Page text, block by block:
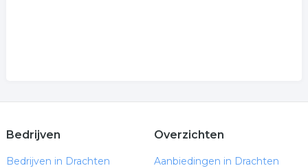
Bedrijven
Bedrijven in Drachten
Overzichten
Aanbiedingen in Drachten